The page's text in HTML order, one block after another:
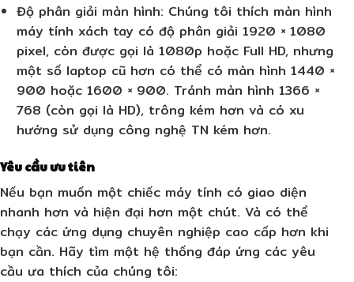
Độ phân giải màn hình: Chúng tôi thích màn hình
máy tính xách tay có độ phân giải 1920 × 1080
pixel, còn được gọi là 1080p hoặc Full HD, nhưng
một số laptop cũ hơn có thể có màn hình 1440 ×
900 hoặc 1600 × 900. Tránh màn hình 1366 ×
768 (còn gọi là HD), trông kém hơn và có xu
hướng sử dụng công nghệ TN kém hơn.
Yêu cầu ưu tiên
Nếu bạn muốn một chiếc máy tính có giao diện
nhanh hơn và hiện đại hơn một chút. Và có thể
chạy các ứng dụng chuyên nghiệp cao cấp hơn khi
bạn cần. Hãy tìm một hệ thống đáp ứng các yêu
cầu ưa thích của chúng tôi: